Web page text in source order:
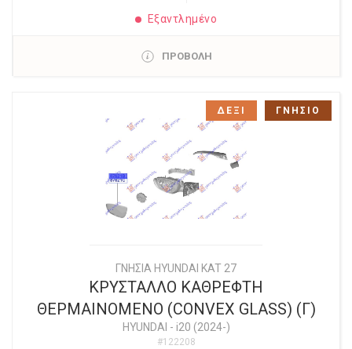
Εξαντλημένο
ΠΡΟΒΟΛΗ
ΓΝΗΣΙΑ HYUNDAI KAT 27
ΚΡΥΣΤΑΛΛΟ ΚΑΘΡΕΦΤΗ
ΘΕΡΜΑΙΝΟΜΕΝΟ (CONVEX GLASS) (Γ)
HYUNDAI - i20 (2024-)
#122208
ΔΕΞΙ ΓΝΗΣΙΟ